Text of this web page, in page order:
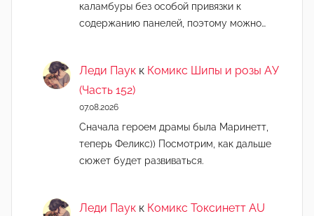
каламбуры без особой привязки к
содержанию панелей, поэтому можно…
Леди Паук к Комикс Шипы и розы АУ
(Часть 152)
07.08.2026
Сначала героем драмы была Маринетт,
теперь Феликс)) Посмотрим, как дальше
сюжет будет развиваться.
Леди Паук к Комикс Токсинетт AU